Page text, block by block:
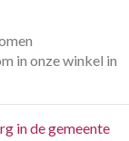
in onze winkel in
in de gemeente